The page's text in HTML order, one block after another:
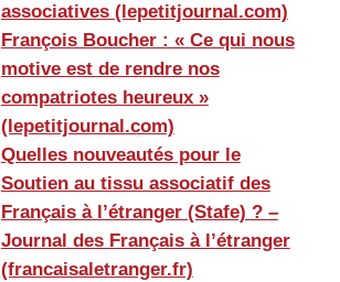
associatives (lepetitjournal.com)
François Boucher : « Ce qui nous
motive est de rendre nos
compatriotes heureux »
(lepetitjournal.com)
Quelles nouveautés pour le
Soutien au tissu associatif des
Français à l’étranger (Stafe) ? –
Journal des Français à l’étranger
(francaisaletranger.fr)